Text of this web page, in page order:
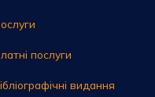
послуги
видання